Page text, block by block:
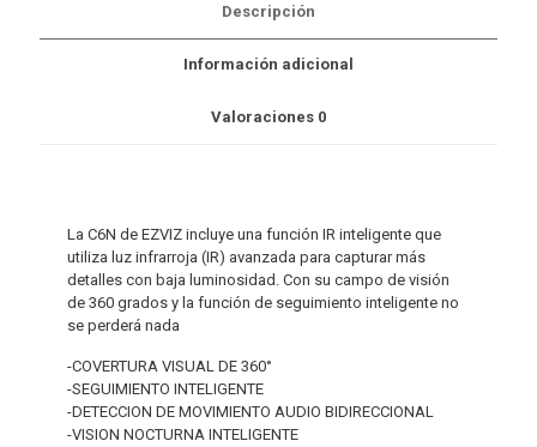
Descripción
Información adicional
Valoraciones 0
La C6N de EZVIZ incluye una función IR inteligente que
utiliza luz infrarroja (IR) avanzada para capturar más
detalles con baja luminosidad. Con su campo de visión
de 360 grados y la función de seguimiento inteligente no
se perderá nada
-COVERTURA VISUAL DE 360°
-SEGUIMIENTO INTELIGENTE
-DETECCION DE MOVIMIENTO AUDIO BIDIRECCIONAL
-VISION NOCTURNA INTELIGENTE